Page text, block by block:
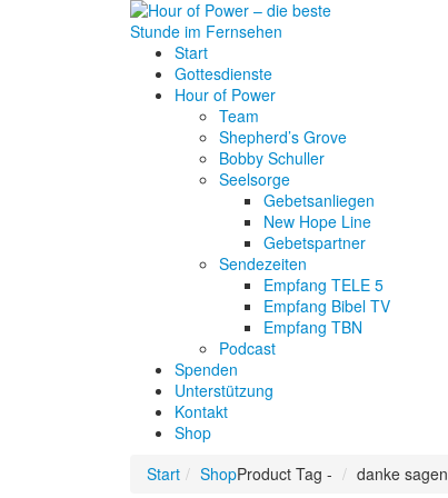
Start
Gottesdienste
Hour of Power
Team
Shepherd’s Grove
Bobby Schuller
Seelsorge
Gebetsanliegen
New Hope Line
Gebetspartner
Sendezeiten
Empfang TELE 5
Empfang Bibel TV
Empfang TBN
Podcast
Spenden
Unterstützung
Kontakt
Shop
Start
ShopProduct Tag - danke sagen